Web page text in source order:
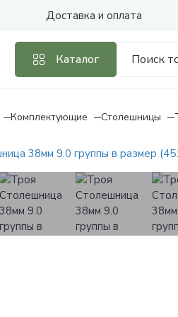
Доставка и оплата
Каталог
Комплектующие Столешницы